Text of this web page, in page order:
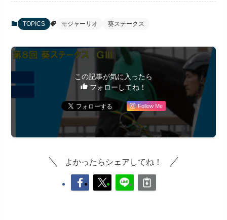
TOPICS モジャーリオ 葵ステークス
この記事が気に入ったら
フォローしてね！
Follow Me
よかったらシェアしてね！